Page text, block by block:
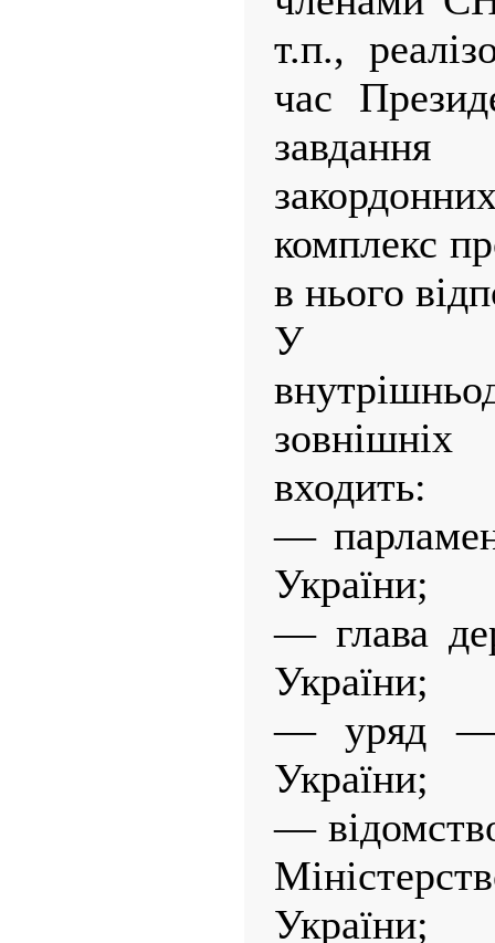
т.п.,
час
комплекс
в нього
У
входить:
—
України;
— глава
України;
— уряд —
України;
—
України;